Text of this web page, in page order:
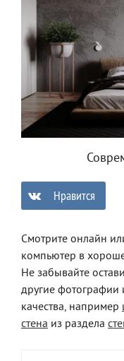
Нравится
Смотрите онлайн
компьютер в
Не забывайте
другие
качества, например
стена из раздела